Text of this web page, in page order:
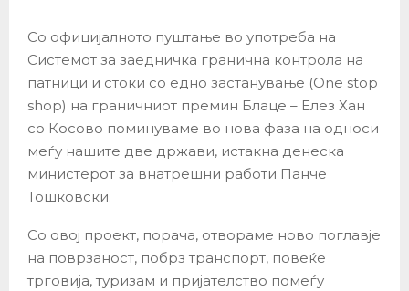
Со официјалното пуштање во употреба на
Системот за заедничка гранична контрола на
патници и стоки со едно застанување (One stop
shop) на граничниот премин Блаце – Елез Хан
со Косово поминуваме во нова фаза на односи
меѓу нашите две држави, истакна денеска
министерот за внатрешни работи Панче
Тошковски.
Со овој проект, порача, отвораме ново поглавје
на поврзаност, побрз транспорт, повеќе
трговија, туризам и пријателство помеѓу